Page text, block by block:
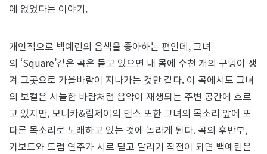
에 없었다는 이야기.
개인적으로 백예린의 음색을 좋아하는 편인데, 그녀
의 ‘Square’같은 곡은 듣고 있으면 내 몸에 수천 개의 구멍이 생
겨 그곳으로 가을바람이 지나가는 것만 같다. 이 곡에서도 그녀
의 보컬은 서늘한 바람처럼 음악이 재생되는 주변 공간에 흐르
고 있지만, 모니카&립제이의 댄스 또한 그녀의 목소리 앞에 또
다른 목소리로 노래하고 있는 것에 놀라게 된다. 곡의 후반부,
키보드와 드럼 연주가 서로 딛고 달리기 직전이 되면 백예린은